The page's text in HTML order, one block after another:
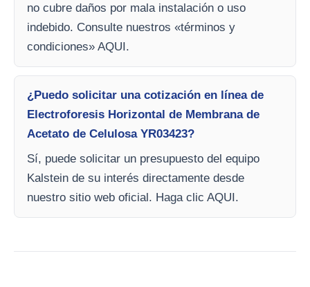
no cubre daños por mala instalación o uso
indebido. Consulte nuestros «términos y
condiciones» AQUI.
¿Puedo solicitar una cotización en línea de
Electroforesis Horizontal de Membrana de
Acetato de Celulosa YR03423?
Sí, puede solicitar un presupuesto del equipo
Kalstein de su interés directamente desde
nuestro sitio web oficial. Haga clic AQUI.